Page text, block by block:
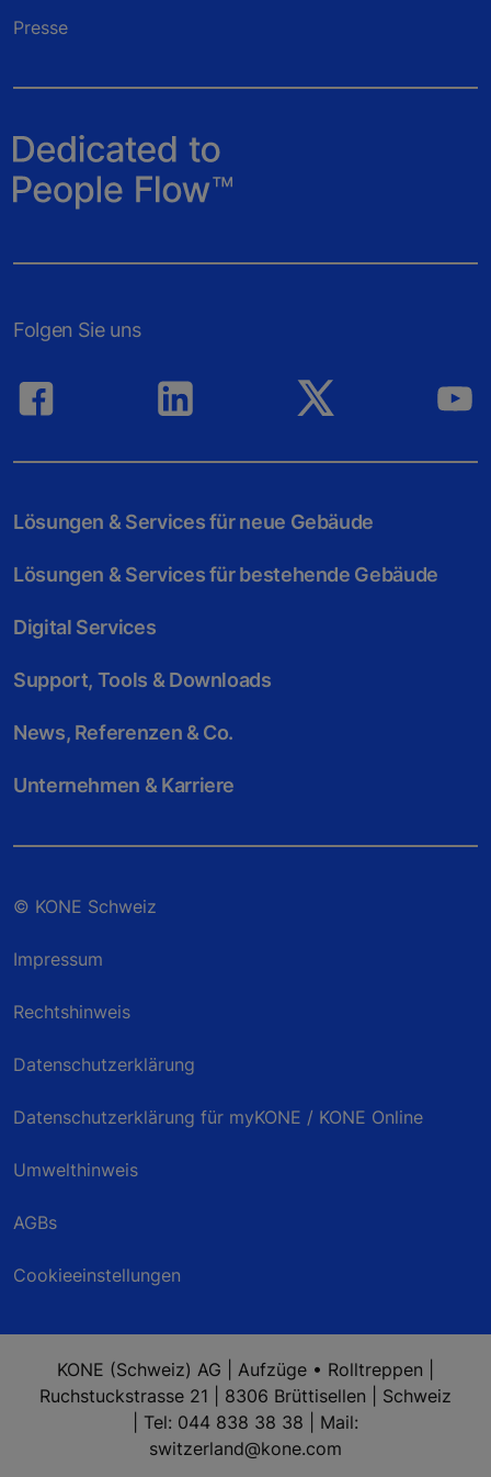
Presse
Folgen Sie uns
Lösungen & Services für neue Gebäude
Lösungen & Services für bestehende Gebäude
Digital Services
Support, Tools & Downloads
News, Referenzen & Co.
Unternehmen & Karriere
© KONE Schweiz
Impressum
Rechtshinweis
Datenschutzerklärung
Datenschutzerklärung für myKONE / KONE Online
Umwelthinweis
AGBs
Cookieeinstellungen
KONE (Schweiz) AG | Aufzüge • Rolltreppen |
Ruchstuckstrasse 21 | 8306 Brüttisellen | Schweiz
| Tel: 044 838 38 38 | Mail:
switzerland@kone.com